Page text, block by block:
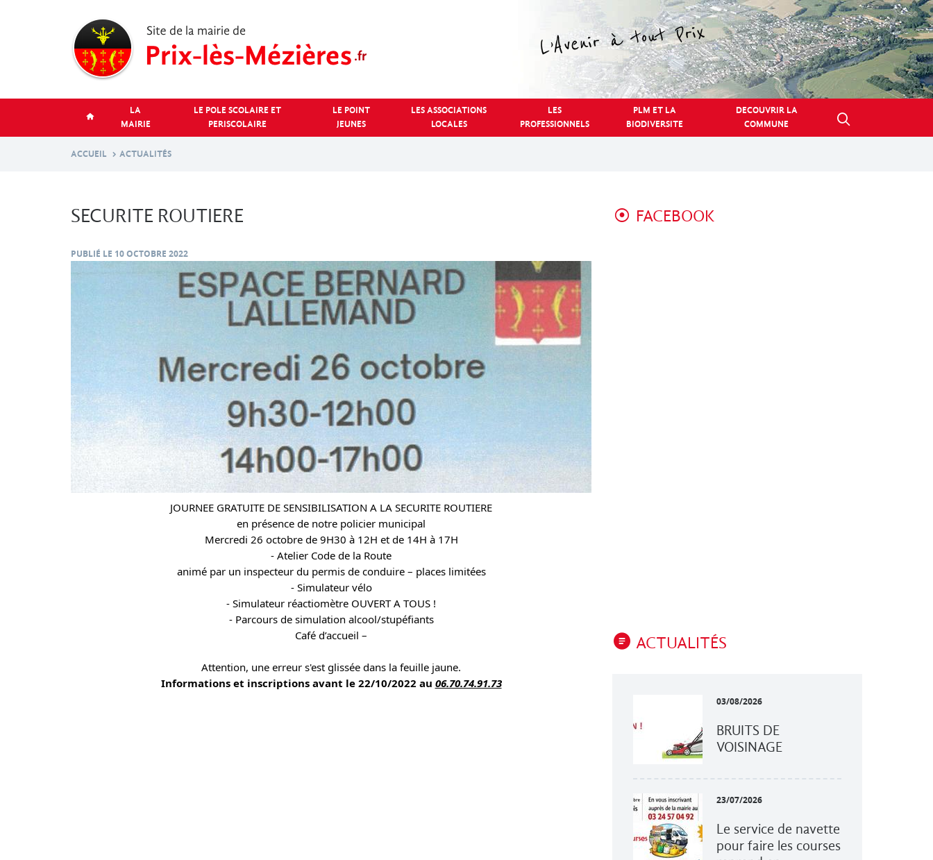
LA
MAIRIE
LE POLE SCOLAIRE ET
PERISCOLAIRE
LE POINT
JEUNES
LES ASSOCIATIONS
LOCALES
LES
PROFESSIONNELS
PLM ET LA
BIODIVERSITE
DECOUVRIR LA
COMMUNE
ACCUEIL ACTUALITÉS
SECURITE ROUTIERE
PUBLIÉ LE 10 OCTOBRE 2022
JOURNEE GRATUITE DE SENSIBILISATION A LA SECURITE ROUTIERE
en présence de notre policier municipal
Mercredi 26 octobre de 9H30 à 12H et de 14H à 17H
- Atelier Code de la Route
animé par un inspecteur du permis de conduire – places limitées
- Simulateur vélo
- Simulateur réactiomètre OUVERT A TOUS !
- Parcours de simulation alcool/stupéfiants
Café d’accueil –
Attention, une erreur s'est glissée dans la feuille jaune.
Informations et inscriptions avant le 22/10/2022 au 06.70.74.91.73
FACEBOOK
ACTUALITÉS
03/08/2026
BRUITS DE
VOISINAGE
23/07/2026
Le service de navette
pour faire les courses